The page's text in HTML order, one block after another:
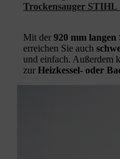
Trockensauger STIHL
Mit der 920 mm langen
erreichen Sie auch
und einfach. Außerdem
zur Heizkessel- oder